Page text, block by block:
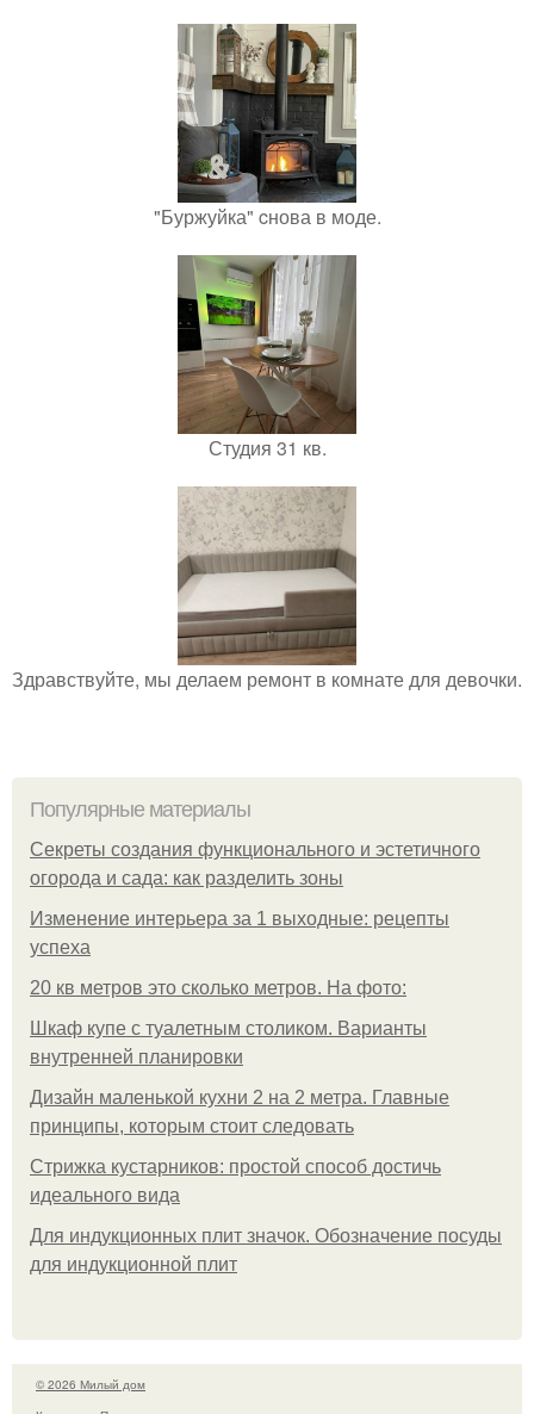
"Буржуйка" cнова в моде.
Студия 31 кв.
Здравствуйте, мы делаем ремонт в комнате для девочки.
Популярные материалы
Секреты создания функционального и эстетичного
огорода и сада: как разделить зоны
Изменение интерьера за 1 выходные: рецепты
успеха
20 кв метров это сколько метров. На фото:
Шкаф купе с туалетным столиком. Варианты
внутренней планировки
Дизайн маленькой кухни 2 на 2 метра. Главные
принципы, которым стоит следовать
Стрижка кустарников: простой способ достичь
идеального вида
Для индукционных плит значок. Обозначение посуды
для индукционной плит
© 2026 Милый дом